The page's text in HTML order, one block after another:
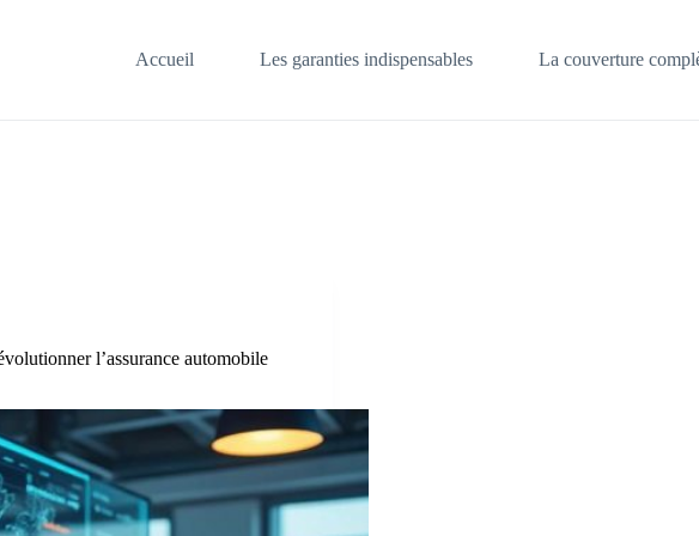
Accueil Les garanties indispensables La couverture
l’assurance automobile